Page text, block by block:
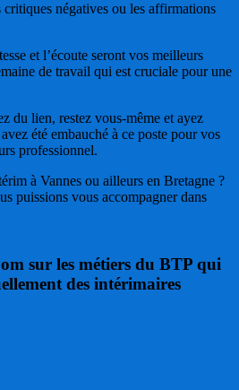
critiques négatives ou les affirmations
et l’écoute seront vos meilleurs
de travail qui est cruciale pour une
du lien, restez vous-même et ayez
été embauché à ce poste pour vos
professionnel.
à Vannes ou ailleurs en Bretagne ?
puissions vous accompagner dans
sur les métiers du BTP qui
des intérimaires